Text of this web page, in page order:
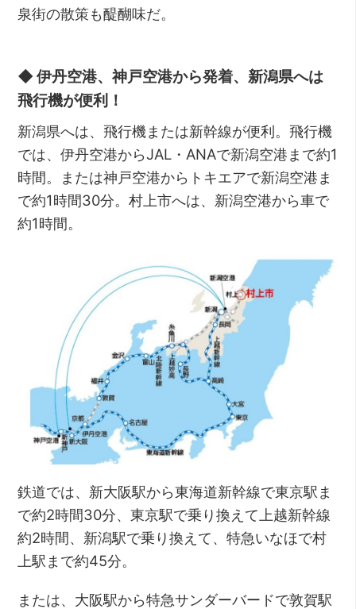
泉街の散策も醍醐味だ。
◆ 伊丹空港、神戸空港から発着、新潟県へは
飛行機が便利！
新潟県へは、飛行機または新幹線が便利。飛行機
では、伊丹空港からJAL・ANAで新潟空港まで約1
時間。または神戸空港からトキエアで新潟空港ま
で約1時間30分。村上市へは、新潟空港から車で
約1時間。
鉄道では、新大阪駅から東海道新幹線で東京駅ま
で約2時間30分、東京駅で乗り換えて上越新幹線
約2時間、新潟駅で乗り換えて、特急いなほで村
上駅まで約45分。
または、大阪駅から特急サンダーバードで敦賀駅